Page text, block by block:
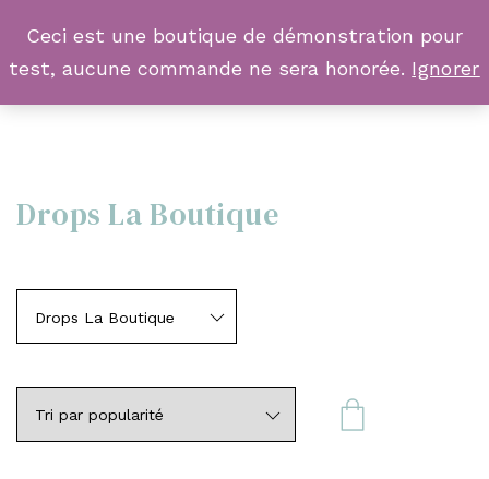
Drops La Boutique
Drops La Boutique
Ceci est une boutique de démonstration pour
test, aucune commande ne sera honorée. Ignorer